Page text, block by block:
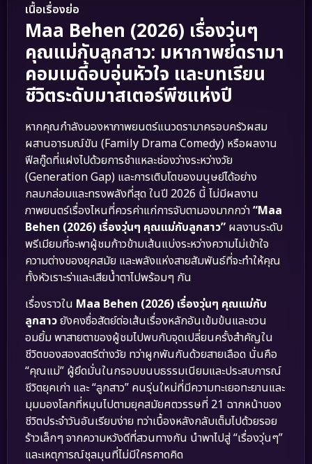
เนื้อเรื่องย่อ
Maa Behen (2026) เรื่องวุ่นๆ
คุณแม่กับลูกสาว: มหากาพย์ดรามา
คอมเมดี้อบอุ่นหัวใจ และบทเรียน
ชีวิตระดับมาสเตอร์พีซแห่งปี
หากคุณกำลังมองหาภาพยนตร์แนวดรามาครอบครัวผสม
ผสานอารมณ์ขัน (Family Drama Comedy) หรือผลงาน
ฟีลกู๊ดที่แฝงไปด้วยการชำแหละช่องว่างระหว่างวัย
(Generation Gap) และการเติบโตของมนุษย์ได้อย่าง
กลมกล่อมและทรงพลังที่สุด ในปี 2026 นี้ ไม่มีผลงาน
ภาพยนตร์เรื่องไหนที่ควรค่าแก่การจับตามองมากกว่า“Maa
Behen (2026) เรื่องวุ่นๆ คุณแม่กับลูกสาว” ผลงานระดับ
พรีเมียมที่จะพาผู้ชมก้าวข้ามเส้นแบ่งระหว่างความไม่เข้าใจ
ความต่างของยุคสมัย และพลังแห่งสายสัมพันธ์ที่จะทำให้คุณ
ทั้งหัวเราะร่าและเสียน้ำตาไปพร้อมๆ กัน
เรื่องราวใน Maa Behen (2026) เรื่องวุ่นๆ คุณแม่กับ
ลูกสาวยังคงซื่อสัตย์ต่อเส้นเรื่องหลักอันเข้มข้นและชวน
อมยิ้ม พาสายตาของผู้ชมไปพบกับจุดเปลี่ยนครั้งสำคัญใน
ชีวิตของสองสตรีต่างวัย ทว่าผูกพันกันด้วยสายเลือด นั่นคือ
“คุณแม่” ผู้ยึดมั่นในกรอบขนบธรรมเนียมและประสบการณ์
ชีวิตยุคเก่า และ “ลูกสาว” คนรุ่นใหม่ที่มีความทะเยอทะยานและ
มุมมองโลกที่หมุนไปตามยุคสมัยศตวรรษที่ 21 ฉากหน้าของ
ชีวิตประจำวันอันเรียบง่าย ทว่าเบื้องหลังกลับเต็มไปด้วยรอย
ร้าวเล็กๆ จากความหวังดีที่สวนทางกัน นำพาไปสู่ “เรื่องวุ่นๆ”
และเหตุการณ์ชุลมุนที่ไม่มีใครคาดคิด